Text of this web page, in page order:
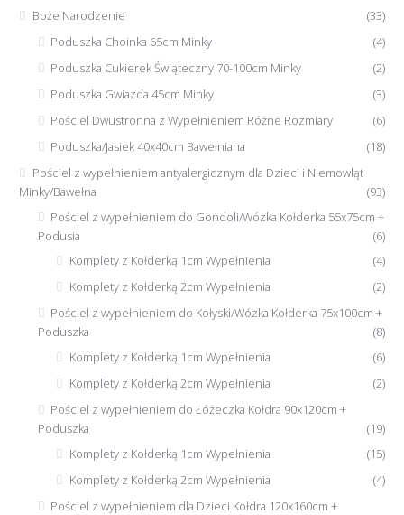
Boże Narodzenie
(33)
Poduszka Choinka 65cm Minky
(4)
Poduszka Cukierek Świąteczny 70-100cm Minky
(2)
Poduszka Gwiazda 45cm Minky
(3)
Pościel Dwustronna z Wypełnieniem Różne Rozmiary
(6)
Poduszka/Jasiek 40x40cm Bawełniana
(18)
Pościel z wypełnieniem antyalergicznym dla Dzieci i Niemowląt
Minky/Bawełna
(93)
Pościel z wypełnieniem do Gondoli/Wózka Kołderka 55x75cm +
Podusia
(6)
Komplety z Kołderką 1cm Wypełnienia
(4)
Komplety z Kołderką 2cm Wypełnienia
(2)
Pościel z wypełnieniem do Kołyski/Wózka Kołderka 75x100cm +
Poduszka
(8)
Komplety z Kołderką 1cm Wypełnienia
(6)
Komplety z Kołderką 2cm Wypełnienia
(2)
Pościel z wypełnieniem do Łóżeczka Kołdra 90x120cm +
Poduszka
(19)
Komplety z Kołderką 1cm Wypełnienia
(15)
Komplety z Kołderką 2cm Wypełnienia
(4)
Pościel z wypełnieniem dla Dzieci Kołdra 120x160cm +